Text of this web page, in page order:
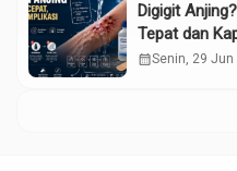
Digigit
Tepat dan
calendar_monthSenin, 29 Jun